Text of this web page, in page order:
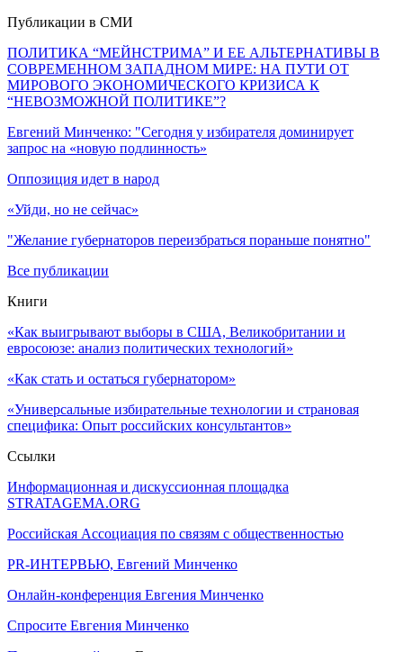
Публикации в СМИ
ПОЛИТИКА “МЕЙНСТРИМА” И ЕЕ АЛЬТЕРНАТИВЫ В
СОВРЕМЕННОМ ЗАПАДНОМ МИРЕ: НА ПУТИ ОТ
МИРОВОГО ЭКОНОМИЧЕСКОГО КРИЗИСА К
“НЕВОЗМОЖНОЙ ПОЛИТИКЕ”?
Евгений Минченко: "Сегодня у избирателя доминирует
запрос на «новую подлинность»
Оппозиция идет в народ
«Уйди, но не сейчас»
"Желание губернаторов переизбраться пораньше понятно"
Все публикации
Книги
«Как выигрывают выборы в США, Великобритании и
евросоюзе: анализ политических технологий»
«Как стать и остаться губернатором»
«Универсальные избирательные технологии и страновая
специфика: Опыт российских консультантов»
Ссылки
Информационная и дискуссионная площадка
STRATAGEMA.ORG
Российская Ассоциация по связям с общественностью
PR-ИНТЕРВЬЮ, Евгений Минченко
Онлайн-конференция Евгения Минченко
Спросите Евгения Минченко